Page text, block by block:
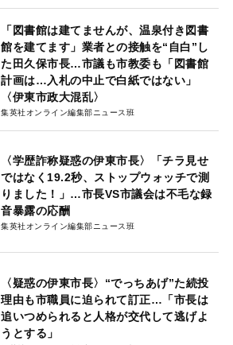
「図書館は建てませんが、温泉付き図書
館を建てます」業者との接触を“自白”し
た田久保市長…市議も市教委も「図書館
計画は…入札の中止で白紙ではない」
〈伊東市政大混乱〉
集英社オンライン編集部ニュース班
〈学歴詐称疑惑の伊東市長〉「チラ見せ
ではなく19.2秒、ストップウォッチで測
りました！」…市長VS市議会は不毛な録
音暴露の応酬
集英社オンライン編集部ニュース班
〈疑惑の伊東市長〉“でっちあげ”た続投
理由も市職員に迫られて訂正…「市長は
追いつめられると人格が交代して逃げよ
うとする」